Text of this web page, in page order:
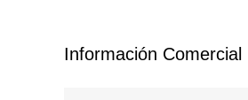
Información Comercial